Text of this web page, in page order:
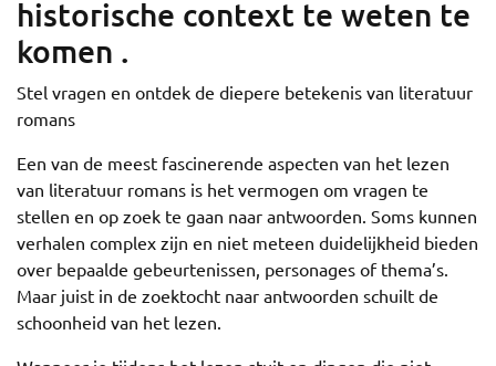
historische context te weten te
komen .
Stel vragen en ontdek de diepere betekenis van literatuur
romans
Een van de meest fascinerende aspecten van het lezen
van literatuur romans is het vermogen om vragen te
stellen en op zoek te gaan naar antwoorden. Soms kunnen
verhalen complex zijn en niet meteen duidelijkheid bieden
over bepaalde gebeurtenissen, personages of thema’s.
Maar juist in de zoektocht naar antwoorden schuilt de
schoonheid van het lezen.